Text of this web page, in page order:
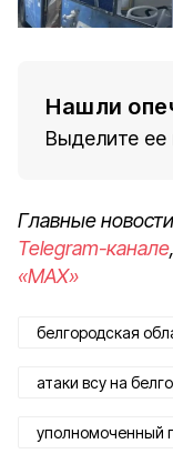
Нашли
Выделите
Главные
Telegram-канале,
«MAX»
белгородская
атаки всу на
уполномоченный